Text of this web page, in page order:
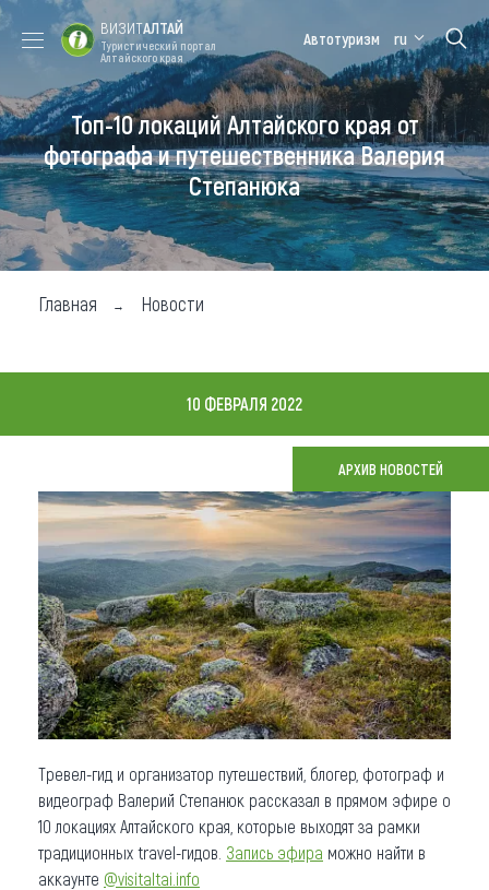
Форум VISIT
ALTAI
Цветение
маральника
Медицинский
форум
Алтайская
зимовка
Туры
Где побывать
Чем заняться
Карта
Что привезти (сувениры)
О регионе
Коллекция впечатлений
Другие рубрики
ВИЗИТАЛТАЙ
Туристический портал
Алтайского края
Автотуризм ru
Топ-10 локаций Алтайского края от
фотографа и путешественника Валерия
Степанюка
Главная Новости
10 ФЕВРАЛЯ 2022
АРХИВ НОВОСТЕЙ
Тревел-гид и организатор путешествий, блогер, фотограф и
видеограф Валерий Степанюк рассказал в прямом эфире о
10 локациях Алтайского края, которые выходят за рамки
традиционных travel-гидов. Запись эфира можно найти в
аккаунте @visitaltai.info